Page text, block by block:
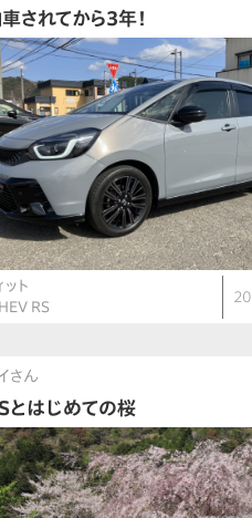
されてから3年！
ット
RS
さん
とはじめての桜